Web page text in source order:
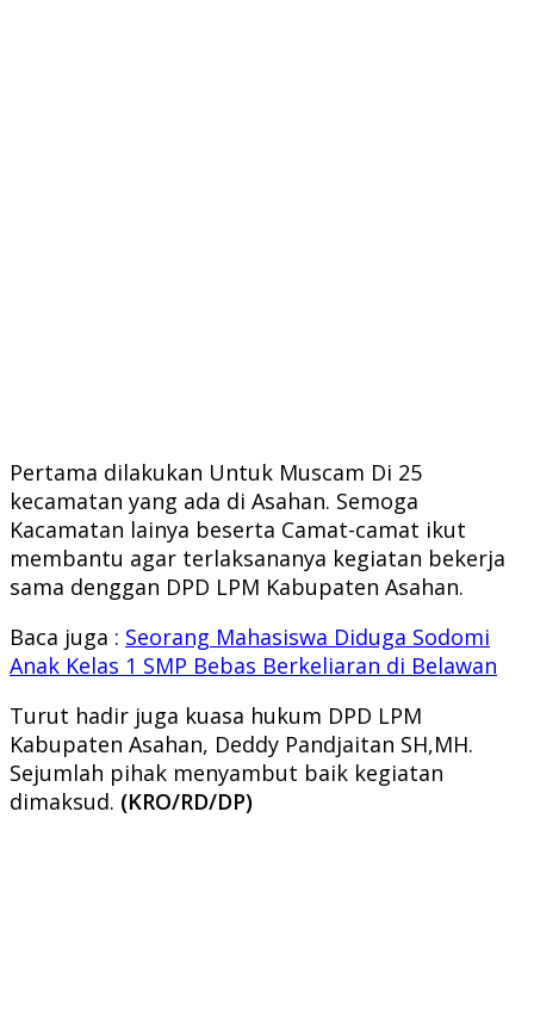
Pertama dilakukan Untuk Muscam Di 25
kecamatan yang ada di Asahan. Semoga
Kacamatan lainya beserta Camat-camat ikut
membantu agar terlaksananya kegiatan bekerja
sama denggan DPD LPM Kabupaten Asahan.
Baca juga : Seorang Mahasiswa Diduga Sodomi
Anak Kelas 1 SMP Bebas Berkeliaran di Belawan
Turut hadir juga kuasa hukum DPD LPM
Kabupaten Asahan, Deddy Pandjaitan SH,MH.
Sejumlah pihak menyambut baik kegiatan
dimaksud. (KRO/RD/DP)